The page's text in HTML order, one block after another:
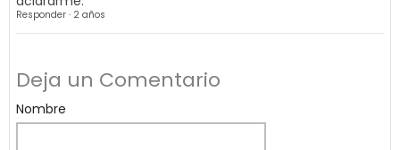
Responder · 2 años
Deja un Comentario
Nombre